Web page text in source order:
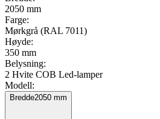
2050 mm
Farge:
Mørkgrå (RAL 7011)
Høyde:
350 mm
Belysning:
2 Hvite COB Led-lamper
Modell:
Bredde2050 mm